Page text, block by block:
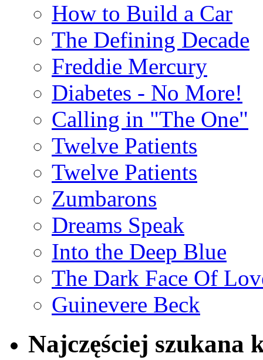
How to Build a Car
The Defining Decade
Freddie Mercury
Diabetes - No More!
Calling in "The One"
Twelve Patients
Twelve Patients
Zumbarons
Dreams Speak
Into the Deep Blue
The Dark Face Of
Guinevere Beck
Najczęściej szukana